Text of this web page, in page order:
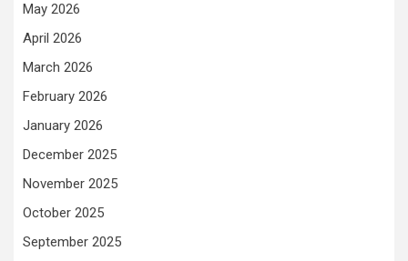
May 2026
April 2026
March 2026
February 2026
January 2026
December 2025
November 2025
October 2025
September 2025